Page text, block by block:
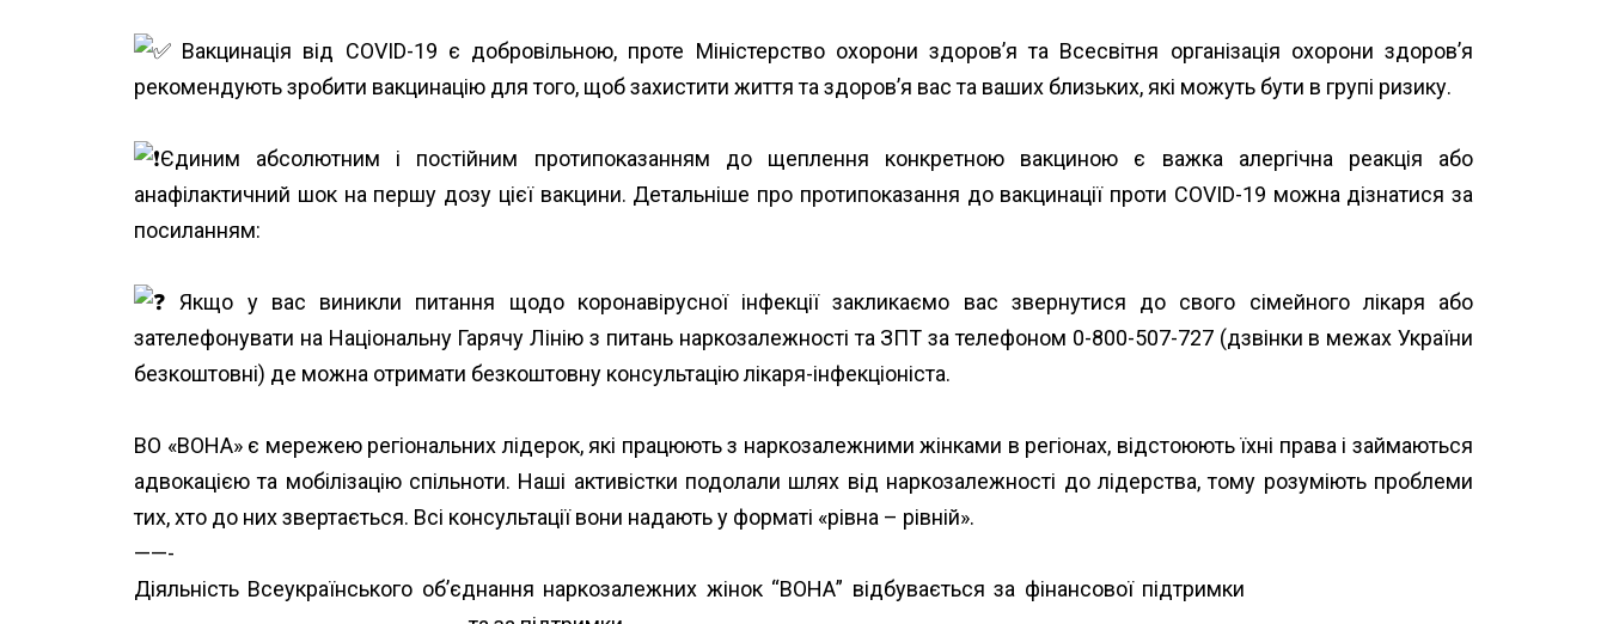
Вакцинація від COVID-19 є добровільною, проте Міністерство охорони здоров’я та Всесвітня організація охорони здоров’я
рекомендують зробити вакцинацію для того, щоб захистити життя та здоров’я вас та ваших близьких, які можуть бути в групі ризику.
Єдиним абсолютним і постійним протипоказанням до щеплення конкретною вакциною є важка алергічна реакція або
анафілактичний шок на першу дозу цієї вакцини. Детальніше про протипоказання до вакцинації проти COVID-19 можна дізнатися за
посиланням:
Якщо у вас виникли питання щодо коронавірусної інфекції закликаємо вас звернутися до свого сімейного лікаря або
зателефонувати на Національну Гарячу Лінію з питань наркозалежності та ЗПТ за телефоном 0-800-507-727 (дзвінки в межах України
безкоштовні) де можна отримати безкоштовну консультацію лікаря-інфекціоніста.
ВО «ВОНА» є мережею регіональних лідерок, які працюють з наркозалежними жінками в регіонах, відстоюють їхні права і займаються
адвокацією та мобілізацію спільноти. Наші активістки подолали шлях від наркозалежності до лідерства, тому розуміють проблеми
тих, хто до них звертається. Всі консультації вони надають у форматі «рівна – рівній».
——-
Діяльність Всеукраїнського об’єднання наркозалежних жінок “ВОНА” відбувається за фінансової підтримки